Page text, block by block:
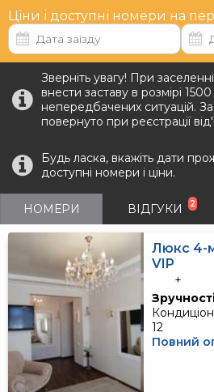
Ціни і доступні номери на
Зверніть увагу! При
внести заставу в розмірі
непередбачених ситуацій.
повернуто при реєстрації
Будь ласка, вкажіть дати
доступні номери і ціни.
НОМЕРИ ВІДГУКИ 2
Люкс 4-
VIP
+
12
Повний